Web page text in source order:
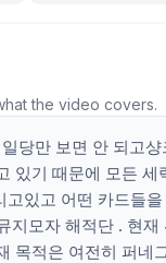
the video covers.
당만 보면 안 되고
있기 때문에 모든
있고 어떤 카드들
모자 해적단 . 현
목적은 여전히 퍼네